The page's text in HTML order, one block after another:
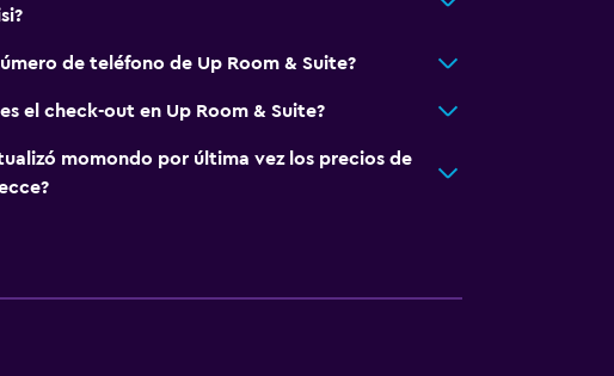
de teléfono de Up Room & Suite?
el check-out en Up Room & Suite?
momondo por última vez los precios de